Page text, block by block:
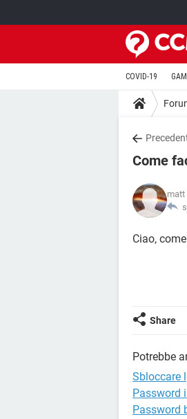
COVID-19
Come
matt
Ciao,
Share
Potrebbe
Sbloccare
Password
Password